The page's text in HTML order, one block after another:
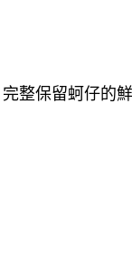
整保留蚵仔的